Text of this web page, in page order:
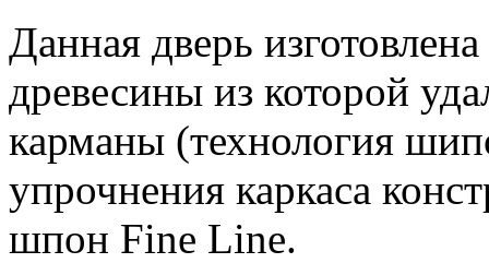
Данная дверь
древесины из которой
карманы (технология
упрочнения каркаса
шпон Fine Line.